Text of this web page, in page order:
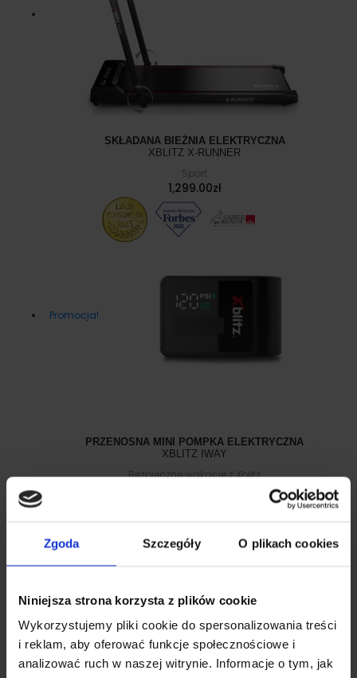
Zgoda Szczegóły O plikach cookies
Niniejsza strona korzysta z plików cookie
Wykorzystujemy pliki cookie do spersonalizowania treści
i reklam, aby oferować funkcje społecznościowe i
analizować ruch w naszej witrynie. Informacje o tym, jak
SKŁADANA BIEŻNIA ELEKTRYCZNA
XBLITZ X-RUNNER
Sport
1,299.00zł
Promocja!
PRZENOSNA MINI POMPKA ELEKTRYCZNA
XBLITZ IWAY
Bezpieczne wakacje z Xblitz
199.00zł.
Aktualna
149.00zł.